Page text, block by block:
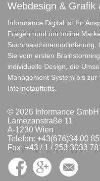
Webdesign & Grafik
Informance Digital ist Ihr
Fragen rund um online
Suchmaschinenoptimierung,
Sie vom ersten
individuelle Design, die
Management System bis
Internetauftritts.
© 2026 Informance GmbH
Lamezanstraße 11
A-1230 Wien
Telefon: +43(676)34 00
Fax: +43 / 1 / 253 3033